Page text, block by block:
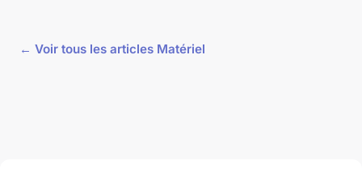
← Voir tous les articles Matériel